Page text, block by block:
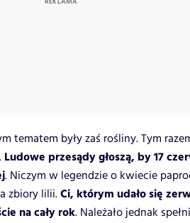
tematem były zaś rośliny. Tym
Ludowe przesądy głoszą, by 17
. Niczym w legendzie o kwiecie
zbiory lilii.Ci, którym udało się
na cały rok. Należało jednak